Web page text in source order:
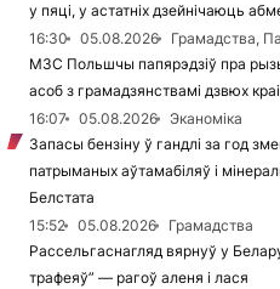
у пяці, у астатніх дзейнічаюць
16:30
05.08.2026
Грамадства,
МЗС Польшчы папярэдзіў пра
асоб з грамадзянствамі дзвюх
16:07
05.08.2026
Эканоміка
Запасы бензіну ў гандлі за год
патрыманых аўтамабіляў і
Белстата
15:52
05.08.2026
Грамадства
Рассельгаснагляд вярнуў у
трафеяў” — рагоў аленя і лася